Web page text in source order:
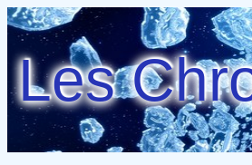
Les